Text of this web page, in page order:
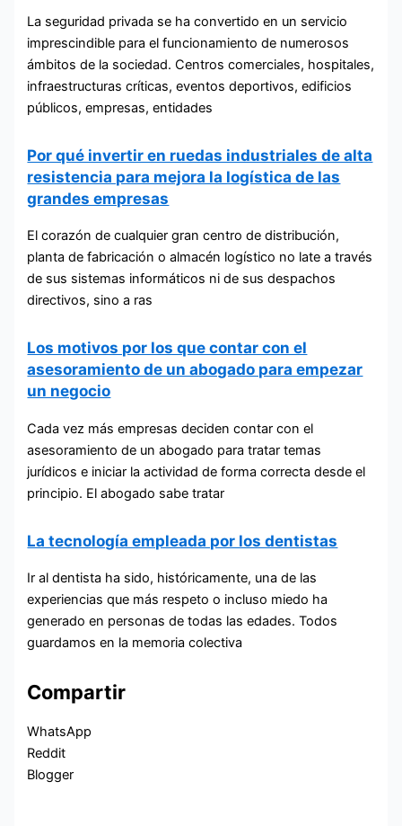
La seguridad privada se ha convertido en un servicio
imprescindible para el funcionamiento de numerosos
ámbitos de la sociedad. Centros comerciales, hospitales,
infraestructuras críticas, eventos deportivos, edificios
públicos, empresas, entidades
Por qué invertir en ruedas industriales de alta
resistencia para mejora la logística de las
grandes empresas
El corazón de cualquier gran centro de distribución,
planta de fabricación o almacén logístico no late a través
de sus sistemas informáticos ni de sus despachos
directivos, sino a ras
Los motivos por los que contar con el
asesoramiento de un abogado para empezar
un negocio
Cada vez más empresas deciden contar con el
asesoramiento de un abogado para tratar temas
jurídicos e iniciar la actividad de forma correcta desde el
principio. El abogado sabe tratar
La tecnología empleada por los dentistas
Ir al dentista ha sido, históricamente, una de las
experiencias que más respeto o incluso miedo ha
generado en personas de todas las edades. Todos
guardamos en la memoria colectiva
Compartir
WhatsApp
Reddit
Blogger